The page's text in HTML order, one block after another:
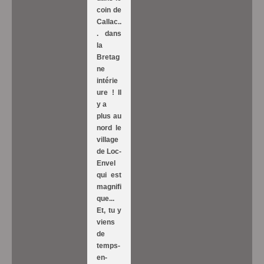
coin de
Callac..
. dans
la
Bretag
ne
intérie
ure ! Il
y a
plus au
nord le
village
de Loc-
Envel
qui est
magnifi
que...
Et, tu y
viens
de
temps-
en-